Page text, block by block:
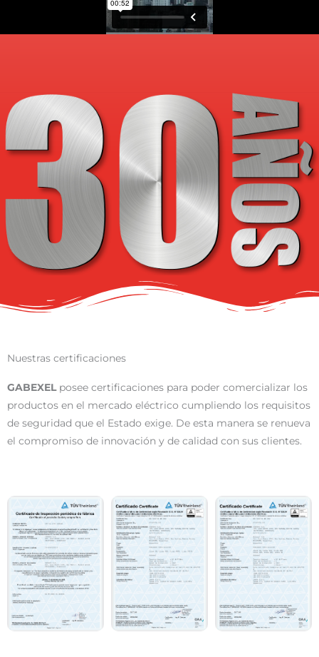
Nuestras certificaciones
GABEXELposee certificaciones para poder comercializar los
productos en el mercado eléctrico cumpliendo los requisitos
de seguridad que el Estado exige. De esta manera se renueva
el compromiso de innovación y de calidad con sus clientes.